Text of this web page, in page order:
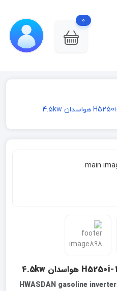
0
HWASDAN gasoline